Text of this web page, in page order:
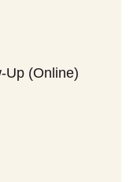
Up (Online)